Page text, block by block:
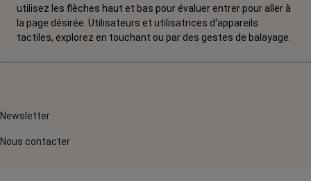
utilisez les flèches haut et bas pour évaluer entrer pour aller à
la page désirée. Utilisateurs et utilisatrices d‘appareils
tactiles, explorez en touchant ou par des gestes de balayage.
Newsletter
Nous contacter